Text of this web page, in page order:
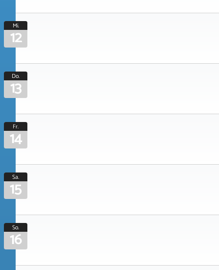
Mi.
12
Do.
13
Fr.
14
Sa.
15
So.
16